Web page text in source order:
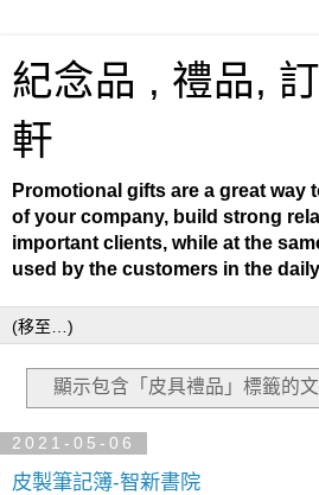
紀念品 , 禮品,
軒
Promotional gifts are a great way
of your company, build strong
important clients, while at the
used by the customers in the
顯示包含「皮具禮品」 標籤的文
2021-05-06
皮製筆記簿-智新書院